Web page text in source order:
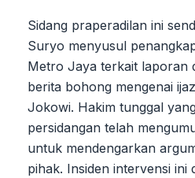
Sidang praperadilan ini
Suryo menyusul
Metro Jaya terkait laporan
berita bohong mengenai
Jokowi. Hakim tunggal
persidangan telah
untuk mendengarkan
pihak. Insiden intervensi ini